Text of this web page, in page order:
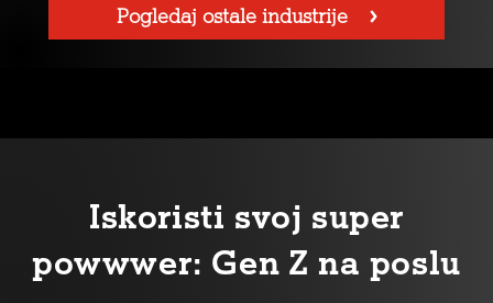
Pogledaj ostale industrije
Iskoristi svoj super
powwwer: Gen Z na poslu